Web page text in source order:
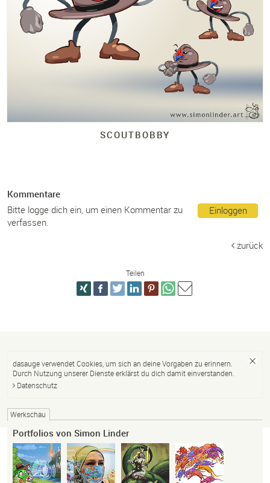
SCOUTBOBBY
Kommentare
Einloggen
Bitte logge dich ein, um einen Kommentar zu
verfassen.
zurück
Teilen
dasauge verwendet Cookies, um sich an deine Vorgaben zu erinnern.
Durch Nutzung unserer Dienste erklärst du dich damit einverstanden.
Datenschutz
Werkschau
Portfolios von Simon Linder